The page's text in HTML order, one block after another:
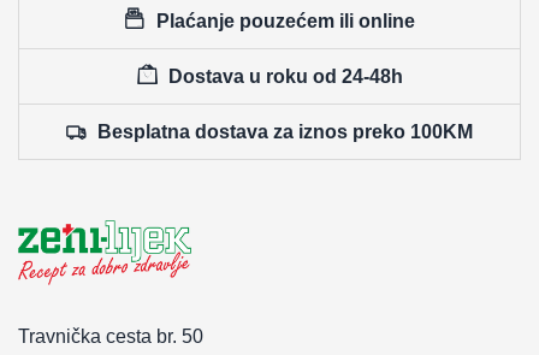
Plaćanje pouzećem ili online
Dostava u roku od 24-48h
Besplatna dostava za iznos preko 100KM
Travnička cesta br. 50